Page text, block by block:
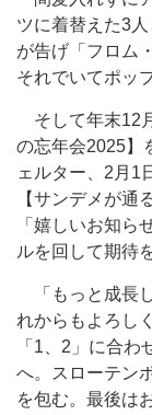
ツに着替えた3
が告げ「フロム
それでいてポッ
そして年末12
の忘年会2025】
ェルター、2月1
【サンデメが通
「嬉しいお知ら
ルを回して期待
「もっと成長
れからもよろし
「1、2」に合わ
へ。スローテン
を包む。最後は